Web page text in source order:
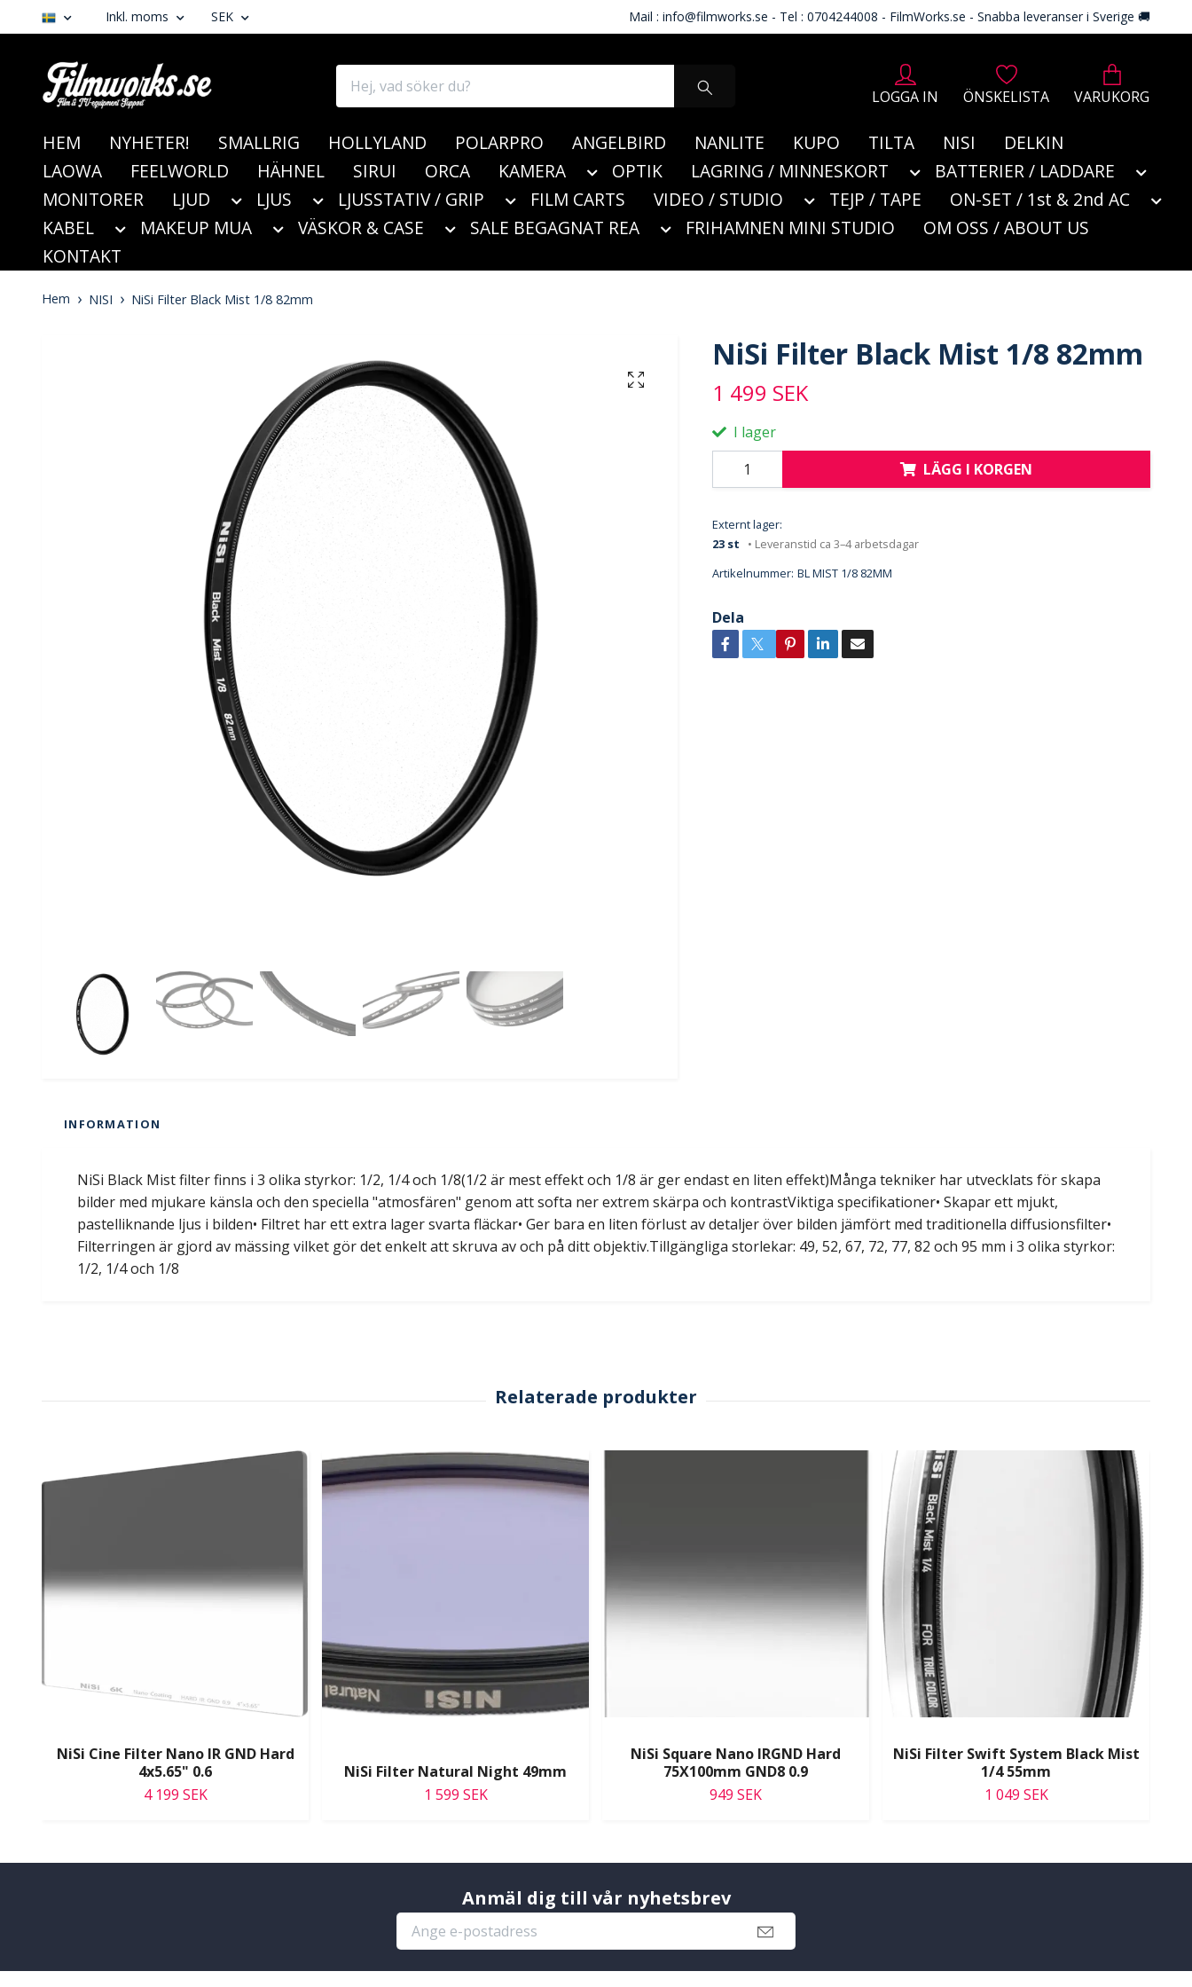
Inkl. moms SEK Mail : info@filmworks.se - Tel : 0704244008 - FilmWorks.se - Snabba leveranser i Sverige 🚚
LOGGA IN ÖNSKELISTA VARUKORG
HEM NYHETER! SMALLRIG HOLLYLAND POLARPRO ANGELBIRD NANLITE KUPO TILTA NISI
DELKIN
LAOWA
FEELWORLD HÄHNEL SIRUI ORCA KAMERA OPTIK LAGRING / MINNESKORT
BATTERIER / LADDARE
MONITORER
LJUD LJUS LJUSSTATIV / GRIP FILM CARTS VIDEO / STUDIO TEJP / TAPE
ON-SET / 1st & 2nd AC
KABEL
MAKEUP MUA VÄSKOR & CASE SALE BEGAGNAT REA FRIHAMNEN MINI STUDIO
OM OSS / ABOUT US
KONTAKT
Hem NISI NiSi Filter Black Mist 1/8 82mm
NiSi Filter Black Mist 1/8 82mm
1 499 SEK
I lager
LÄGG I KORGEN
Externt lager:
23 st
• Leveranstid ca 3–4 arbetsdagar
Artikelnummer: BL MIST 1/8 82MM
Dela
INFORMATION
NiSi Black Mist filter finns i 3 olika styrkor: 1/2, 1/4 och 1/8(1/2 är mest effekt och 1/8 är ger endast en liten effekt)Många tekniker har utvecklats för skapa
bilder med mjukare känsla och den speciella "atmosfären" genom att softa ner extrem skärpa och kontrastViktiga specifikationer• Skapar ett mjukt,
pastelliknande ljus i bilden• Filtret har ett extra lager svarta fläckar• Ger bara en liten förlust av detaljer över bilden jämfört med traditionella diffusionsfilter•
Filterringen är gjord av mässing vilket gör det enkelt att skruva av och på ditt objektiv.Tillgängliga storlekar: 49, 52, 67, 72, 77, 82 och 95 mm i 3 olika styrkor:
1/2, 1/4 och 1/8
NiSi Cine Filter Nano IR GND Hard
4x5.65" 0.6
4 199 SEK
NiSi Filter Natural Night 49mm
1 599 SEK
NiSi Square Nano IRGND Hard
75X100mm GND8 0.9
949 SEK
NiSi Filter Swift System Black Mist
1/4 55mm
1 049 SEK
Anmäl dig till vår nyhetsbrev